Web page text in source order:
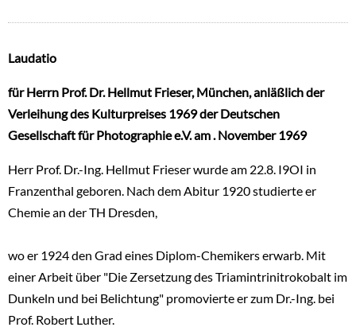
Laudatio
für Herrn Prof. Dr. Hellmut Frieser, München, anläßlich der
Verleihung des Kulturpreises 1969 der Deutschen
Gesellschaft für Photographie e.V. am . November 1969
Herr Prof. Dr.-Ing. Hellmut Frieser wurde am 22.8. I9OI in
Franzenthal geboren. Nach dem Abitur 1920 studierte er
Chemie an der TH Dresden,
wo er 1924 den Grad eines Diplom-Chemikers erwarb. Mit
einer Arbeit über "Die Zersetzung des Triamintrinitrokobalt im
Dunkeln und bei Belichtung" promovierte er zum Dr.-Ing. bei
Prof. Robert Luther.